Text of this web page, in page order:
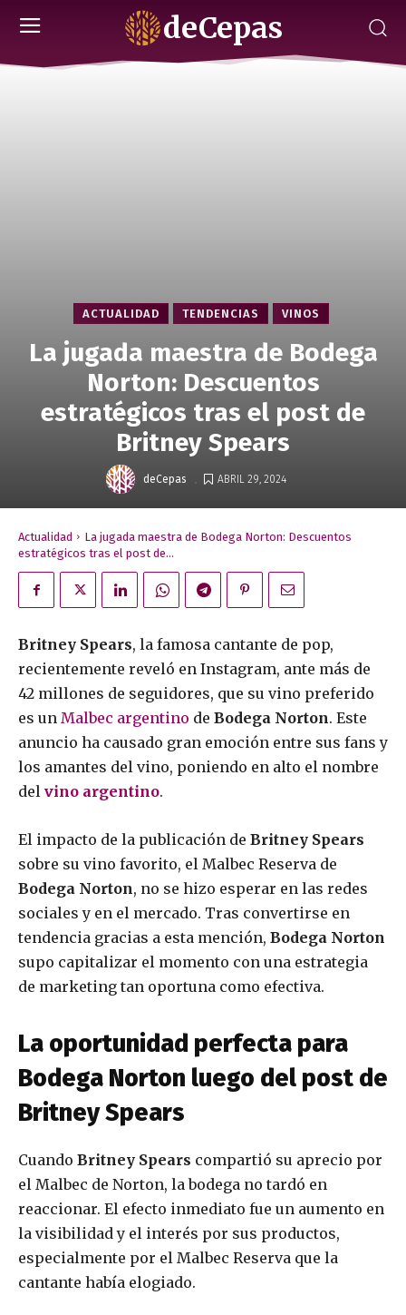
deCepas
ACTUALIDAD TENDENCIAS VINOS
La jugada maestra de Bodega
Norton: Descuentos
estratégicos tras el post de
Britney Spears
deCepas . ABRIL 29, 2024
Actualidad
La jugada maestra de Bodega Norton: Descuentos
estratégicos tras el post de...
Britney Spears, la famosa cantante de pop,
recientemente reveló en Instagram, ante más de
42 millones de seguidores, que su vino preferido
es un Malbec argentino de Bodega Norton. Este
anuncio ha causado gran emoción entre sus fans y
los amantes del vino, poniendo en alto el nombre
del vino argentino.
El impacto de la publicación de Britney Spears
sobre su vino favorito, el Malbec Reserva de
Bodega Norton, no se hizo esperar en las redes
sociales y en el mercado. Tras convertirse en
tendencia gracias a esta mención, Bodega Norton
supo capitalizar el momento con una estrategia
de marketing tan oportuna como efectiva.
La oportunidad perfecta para
Bodega Norton luego del post de
Britney Spears
Cuando Britney Spears compartió su aprecio por
el Malbec de Norton, la bodega no tardó en
reaccionar. El efecto inmediato fue un aumento en
la visibilidad y el interés por sus productos,
especialmente por el Malbec Reserva que la
cantante había elogiado.